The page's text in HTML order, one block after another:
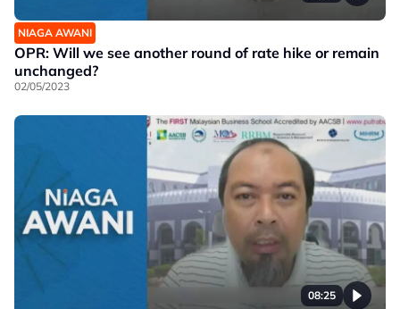
NIAGA AWANI
OPR: Will we see another round of rate hike or remain
unchanged?
02/05/2023
08:25